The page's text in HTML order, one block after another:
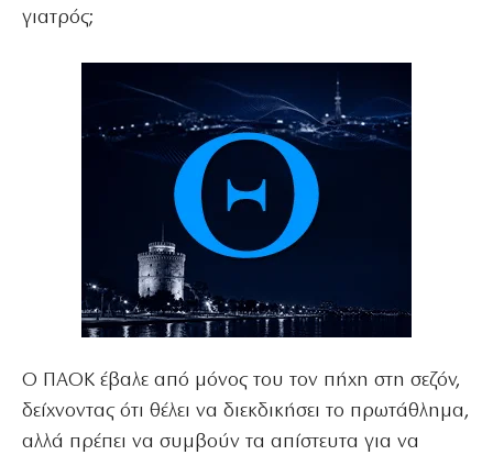
γιατρός;
Ο ΠΑΟΚ έβαλε από μόνος του τον πήχη στη σεζόν,
δείχνοντας ότι θέλει να διεκδικήσει το πρωτάθλημα,
αλλά πρέπει να συμβούν τα απίστευτα για να